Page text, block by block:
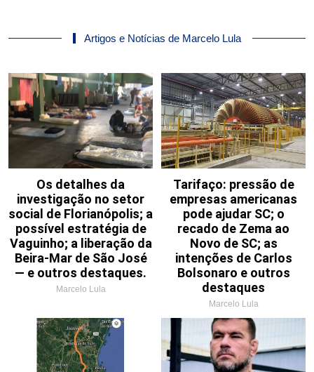
Artigos e Notícias de Marcelo Lula
Os detalhes da
investigação no setor
social de Florianópolis; a
possível estratégia de
Vaguinho; a liberação da
Beira-Mar de São José
— e outros destaques.
Marcelo Lula
Tarifaço: pressão de
empresas americanas
pode ajudar SC; o
recado de Zema ao
Novo de SC; as
intenções de Carlos
Bolsonaro e outros
destaques
Marcelo Lula